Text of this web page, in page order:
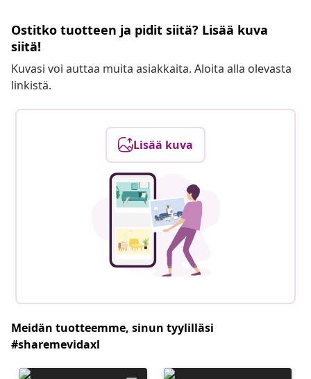
Ostitko tuotteen ja pidit siitä? Lisää kuva
siitä!
Kuvasi voi auttaa muita asiakkaita. Aloita alla olevasta
linkistä.
Lisää kuva
Meidän tuotteemme, sinun tyylilläsi
#sharemevidaxl